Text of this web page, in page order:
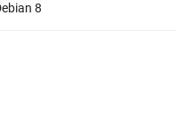
8